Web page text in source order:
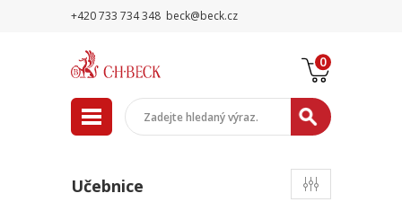
+420 733 734 348 beck@beck.cz
0
Učebnice